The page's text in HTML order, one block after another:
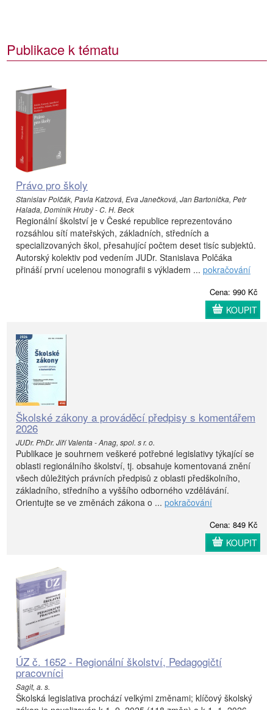
Publikace k tématu
Právo pro školy
Stanislav Polčák, Pavla Katzová, Eva Janečková, Jan Bartonička, Petr
Halada, Dominik Hrubý - C. H. Beck
Regionální školství je v České republice reprezentováno
rozsáhlou sítí mateřských, základních, středních a
specializovaných škol, přesahující počtem deset tisíc subjektů.
Autorský kolektiv pod vedením JUDr. Stanislava Polčáka
přináší první ucelenou monografii s výkladem ... pokračování
Cena: 990 Kč
KOUPIT
Školské zákony a prováděcí předpisy s komentářem
2026
JUDr. PhDr. Jiří Valenta - Anag, spol. s r. o.
Publikace je souhrnem veškeré potřebné legislativy týkající se
oblasti regionálního školství, tj. obsahuje komentovaná znění
všech důležitých právních předpisů z oblasti předškolního,
základního, středního a vyššího odborného vzdělávání.
Orientujte se ve změnách zákona o ... pokračování
Cena: 849 Kč
KOUPIT
ÚZ č. 1652 - Regionální školství, Pedagogičtí
pracovníci
Sagit, a. s.
Školská legislativa prochází velkými změnami; klíčový školský